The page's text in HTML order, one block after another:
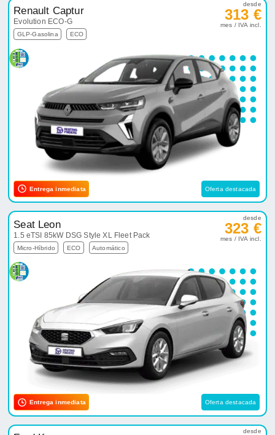
Renault Captur
Evolution ECO-G
GLP-Gasolina ECO
desde
313 €
mes / IVA incl.
Entrega inmediata Oferta destacada
Seat Leon
1.5 eTSI 85kW DSG Style XL Fleet Pack
Micro-Híbrido ECO Automático
desde
323 €
mes / IVA incl.
Entrega inmediata Oferta destacada
desde